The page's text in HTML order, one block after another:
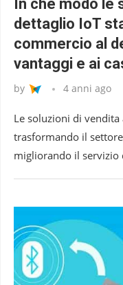
In che modo le
dettaglio IoT
commercio al
vantaggi e ai
by 4 anni ago
Le soluzioni di
trasformando il
migliorando il